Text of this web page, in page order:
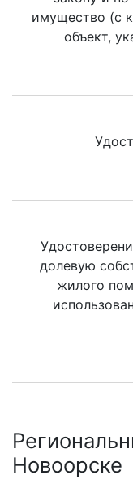
имущество (с
объект,
долевую
жилого
Новоорске